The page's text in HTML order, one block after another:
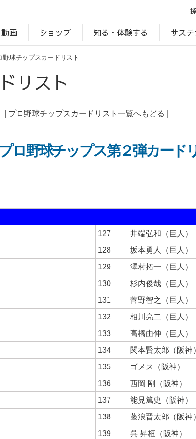
画 ショップ 知る・体験する サス
野球チップスカードリスト
リスト
プロ野球チップスカードリスト一覧へもどる
ロ野球チップス第２弾カード
127
井端弘和（巨人）
128
坂本勇人（巨人）
129
澤村拓一（巨人）
130
杉内俊哉（巨人）
131
菅野智之（巨人）
132
相川亮二（巨人）
133
高橋由伸（巨人）
134
関本賢太郎（阪神
135
ゴメス（阪神）
136
西岡 剛（阪神）
137
能見篤史（阪神）
138
藤浪晋太郎（阪神
139 呉 昇桓（阪神）